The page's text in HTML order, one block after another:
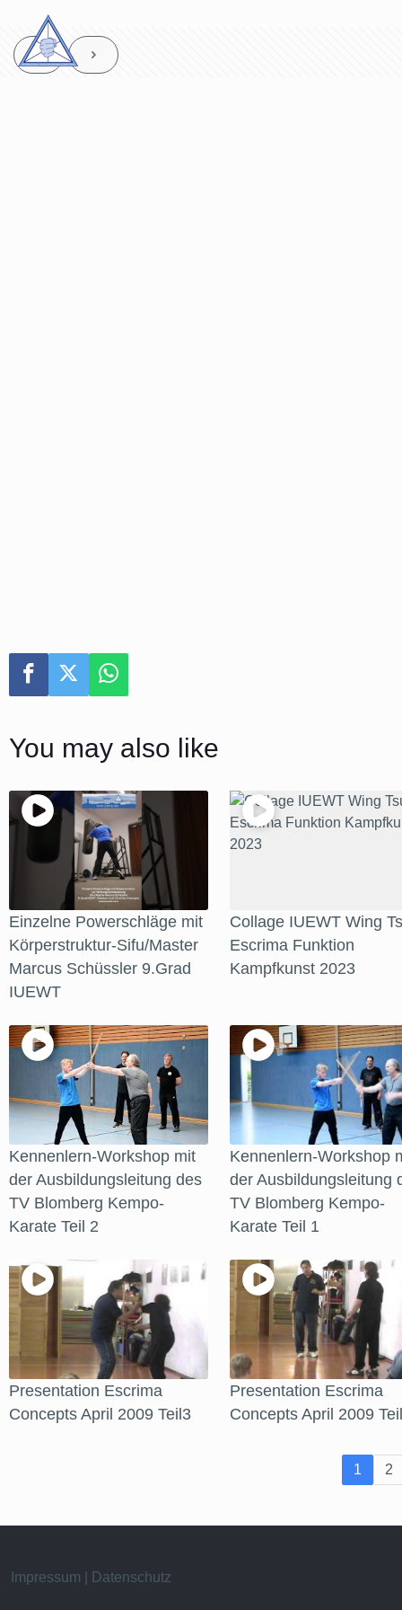
You may also like
Einzelne Powerschläge mit
Körperstruktur-Sifu/Master
Marcus Schüssler 9.Grad
IUEWT
Collage IUEWT Wing
Escrima Funktion
Kampfkunst 2023
Kennenlern-Workshop mit
der Ausbildungsleitung des
TV Blomberg Kempo-
Karate Teil 2
Kennenlern-Workshop
der Ausbildungsleitung
TV Blomberg Kempo-
Karate Teil 1
Presentation Escrima
Concepts April 2009 Teil3
Presentation Escrima
Concepts April 2009
1 2
Impressum | Datenschutz